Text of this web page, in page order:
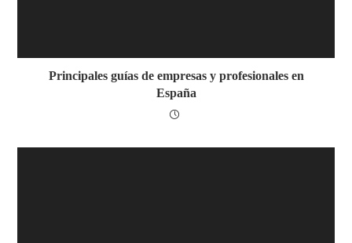
Principales guías de empresas y profesionales en
España